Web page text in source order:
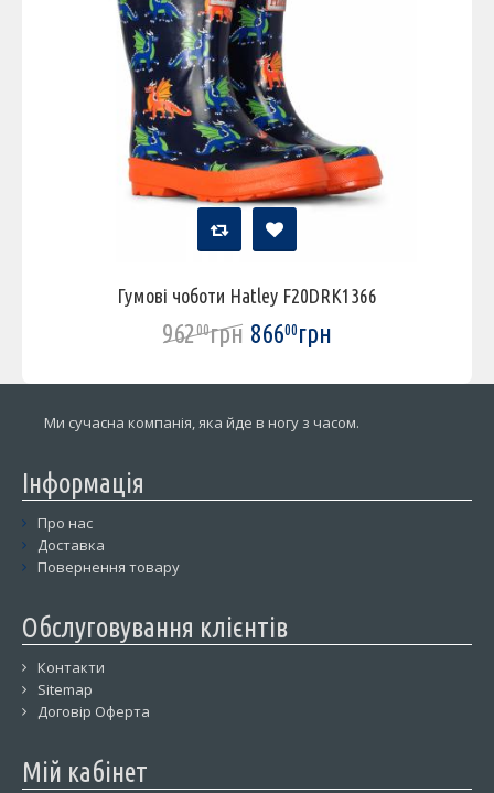
Гумові чоботи Hatley F20DRK1366
96200грн 86600грн
Ми сучасна компанія, яка йде в ногу з часом.
Інформація
Про нас
Доставка
Повернення товару
Обслуговування клієнтів
Контакти
Sitemap
Договір Оферта
Мій кабінет